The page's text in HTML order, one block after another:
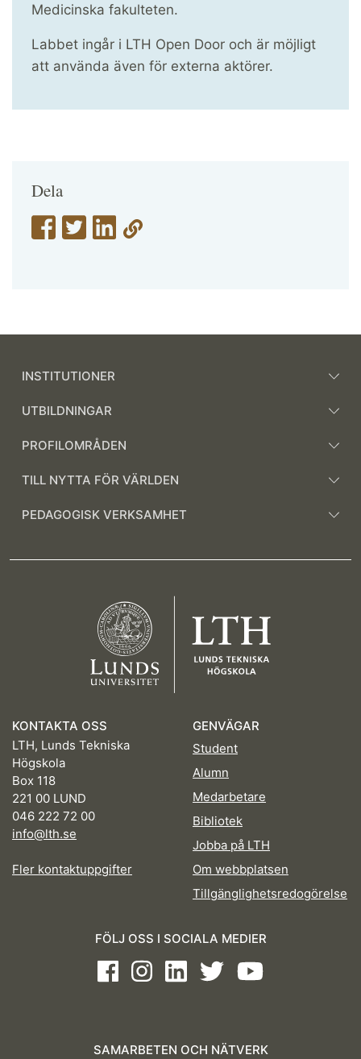
Dela
Medicinska fakulteten.
Labbet ingår i LTH Open Door och är möjligt
att använda även för externa aktörer.
INSTITUTIONER
UTBILDNINGAR
PROFILOMRÅDEN
TILL NYTTA FÖR VÄRLDEN
PEDAGOGISK VERKSAMHET
KONTAKTA OSS
LTH, Lunds Tekniska
Högskola
Box 118
221 00 LUND
046 222 72 00
info@lth.se
Fler kontaktuppgifter
GENVÄGAR
Student
Alumn
Medarbetare
Bibliotek
Jobba på LTH
Om webbplatsen
Tillgänglighetsredogörelse
FÖLJ OSS I SOCIALA MEDIER
FacebookInstagramLinkedInTwitterYoutube
SAMARBETEN OCH NÄTVERK